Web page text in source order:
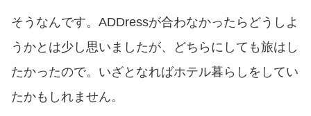
そうなんです。ADDressが合わなかったらどうしよ
うかとは少し思いましたが、どちらにしても旅はし
たかったので。いざとなればホテル暮らしをしてい
たかもしれません。